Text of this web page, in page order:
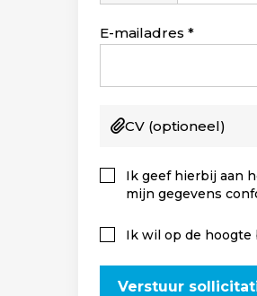
Staten
+1
E-mailadres
CV (optioneel)
Ik geef hierbij aan
mijn gegevens
Ik wil op de hoogte
Verstuur